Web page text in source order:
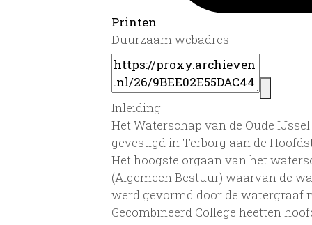
Printen
Duurzaam webadres
Inleiding
Het Waterschap van de Oude
gevestigd in Terborg aan de
Het hoogste orgaan van het
(Algemeen Bestuur) waarvan de
werd gevormd door de watergraaf
Gecombineerd College heetten